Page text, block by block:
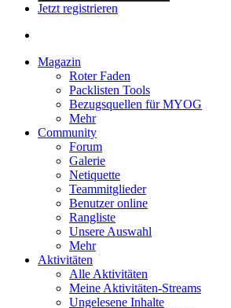
Jetzt registrieren
Magazin
Roter Faden
Packlisten Tools
Bezugsquellen für MYOG
Mehr
Community
Forum
Galerie
Netiquette
Teammitglieder
Benutzer online
Rangliste
Unsere Auswahl
Mehr
Aktivitäten
Alle Aktivitäten
Meine Aktivitäten-Streams
Ungelesene Inhalte